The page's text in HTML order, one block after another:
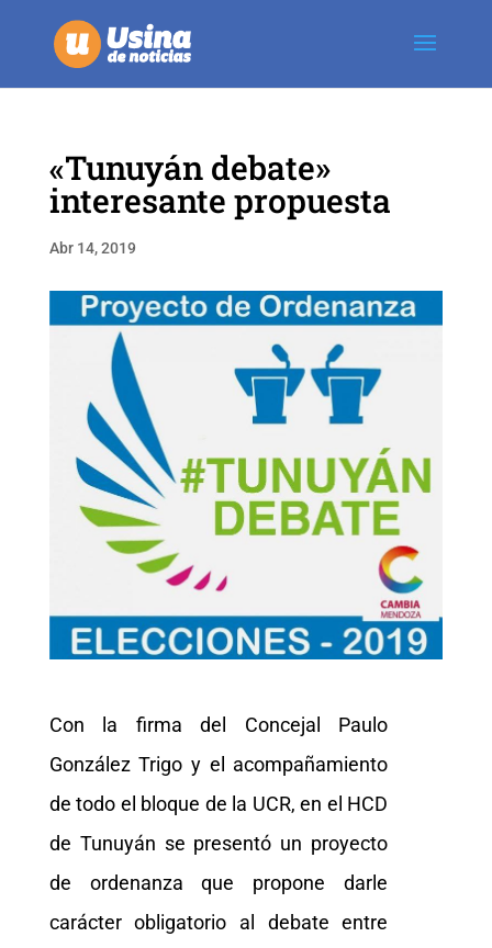
«Tunuyán debate»
interesante propuesta
Abr 14, 2019
Con la firma del Concejal Paulo
González Trigo y el acompañamiento
de todo el bloque de la UCR, en el HCD
de Tunuyán se presentó un proyecto
de ordenanza que propone darle
carácter obligatorio al debate entre